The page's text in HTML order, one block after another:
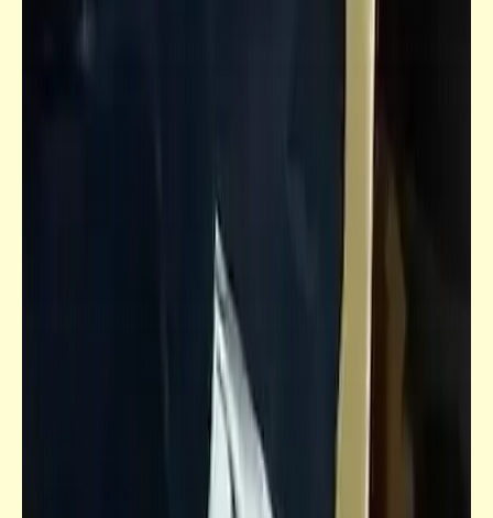
قصص_قصص عالمية
الخيميائي | باولو كويلو | الجزء الثالث